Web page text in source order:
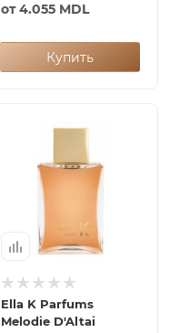
от4.055 MDL
Купить
Ella K Parfums
Melodie D'Altai